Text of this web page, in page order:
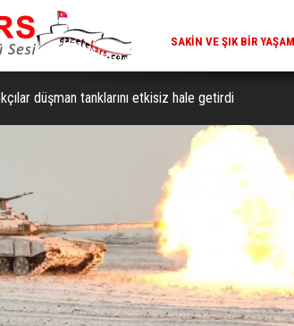
KARS'IN
düşman tanklarını etkisiz hale getirdi